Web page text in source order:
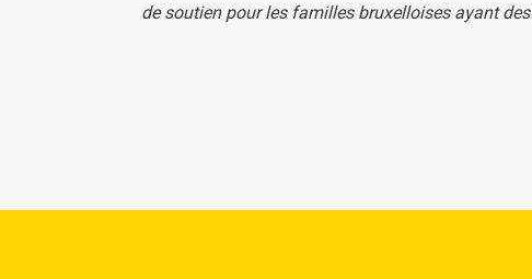
de soutien pour les familles bruxelloises ayant